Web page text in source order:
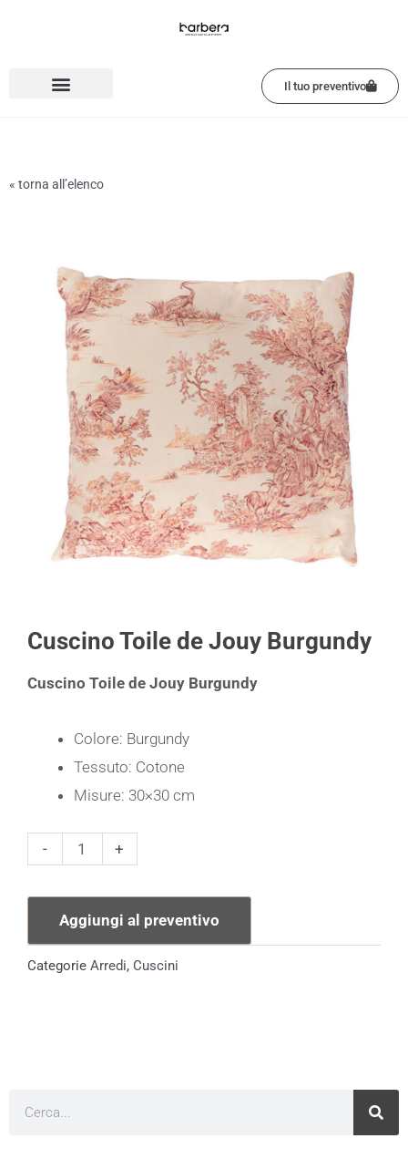
Il tuo preventivo
« torna all’elenco
Cuscino Toile de Jouy Burgundy
Cuscino Toile de Jouy Burgundy
Colore: Burgundy
Tessuto: Cotone
Misure: 30×30 cm
-
Cuscino
de
Burgundy
+
Aggiungi al preventivo
Categorie Arredi, Cuscini
Cerca